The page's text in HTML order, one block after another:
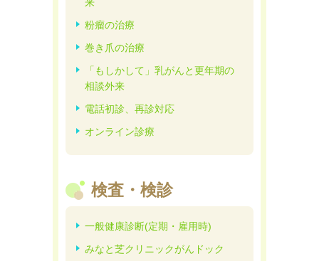
来
粉瘤の治療
巻き爪の治療
「もしかして」乳がんと更年期の
相談外来
電話初診、再診対応
オンライン診療
検査・検診
一般健康診断(定期・雇用時)
みなと芝クリニックがんドック